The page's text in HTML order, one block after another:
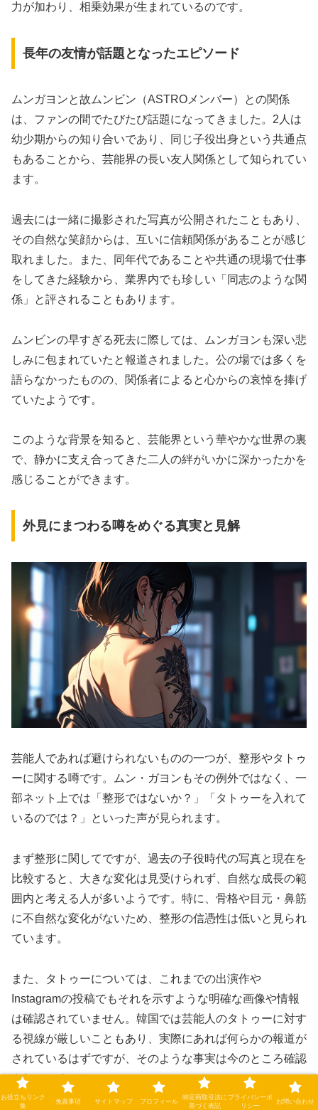
力が加わり、相乗効果が生まれているのです。
長年の友情が話題となったエピソード
ムンガヨンと故ムンビン（ASTROメンバー）との関係
は、ファンの間でたびたび話題になってきました。2人は
幼少期からの知り合いであり、同じ子役出身という共通点
もあることから、芸能界の長い友人関係として知られてい
ます。
過去には一緒に撮影された写真が公開されたこともあり、
その自然な笑顔からは、互いに信頼関係があることが感じ
取れました。また、同年代であることや共通の現場で仕事
をしてきた経験から、業界内でも珍しい「同志のような関
係」と評されることもあります。
ムンビンの早すぎる死去に際しては、ムンガヨンも深い悲
しみに包まれていたと報道されました。公の場では多くを
語らなかったものの、関係者によると心からの哀悼を捧げ
ていたようです。
このような背景を知ると、芸能界という華やかな世界の裏
で、静かに支え合ってきた二人の絆がいかに深かったかを
感じることができます。
外見にまつわる噂をめぐる真実と見解
芸能人であれば避けられないものの一つが、整形やタトゥ
ーに関する噂です。ムン・ガヨンもその例外ではなく、一
部ネット上では「整形ではないか？」「タトゥーを入れて
いるのでは？」といった声が見られます。
まず整形に関してですが、過去の子役時代の写真と現在を
比較すると、大きな変化は見受けられず、自然な成長の範
囲内と考える人が多いようです。特に、骨格や目元・鼻筋
に不自然な変化がないため、整形の信憑性は低いと見られ
ています。
また、タトゥーについては、これまでの出演作や
Instagramの投稿でもそれを示すような明確な画像や情報
は確認されていません。韓国では芸能人のタトゥーに対す
る視線が厳しいこともあり、実際にあれば何らかの報道が
されているはずですが、そのような事実は今のところ確認
されていません。
お役立ちリンク
集
免責事項 サイトマップ プロフィール
特定商取引法に
基づく表記
プライバシーポ
リシー
お問い合わせ